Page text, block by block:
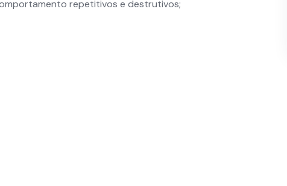
repetitivos e destrutivos;